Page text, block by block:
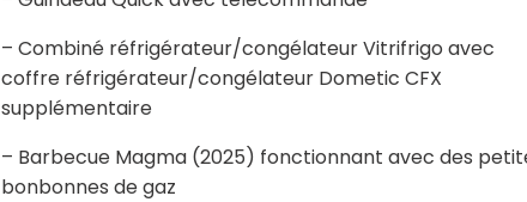
– Combiné réfrigérateur/congélateur Vitrifrigo avec
coffre réfrigérateur/congélateur Dometic CFX
supplémentaire
– Barbecue Magma (2025) fonctionnant avec des
bonbonnes de gaz